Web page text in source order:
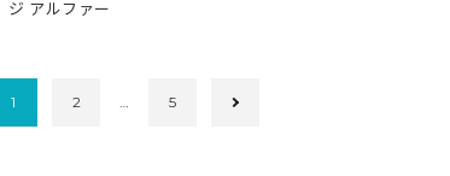
ジ アルファー
1 2 … 5